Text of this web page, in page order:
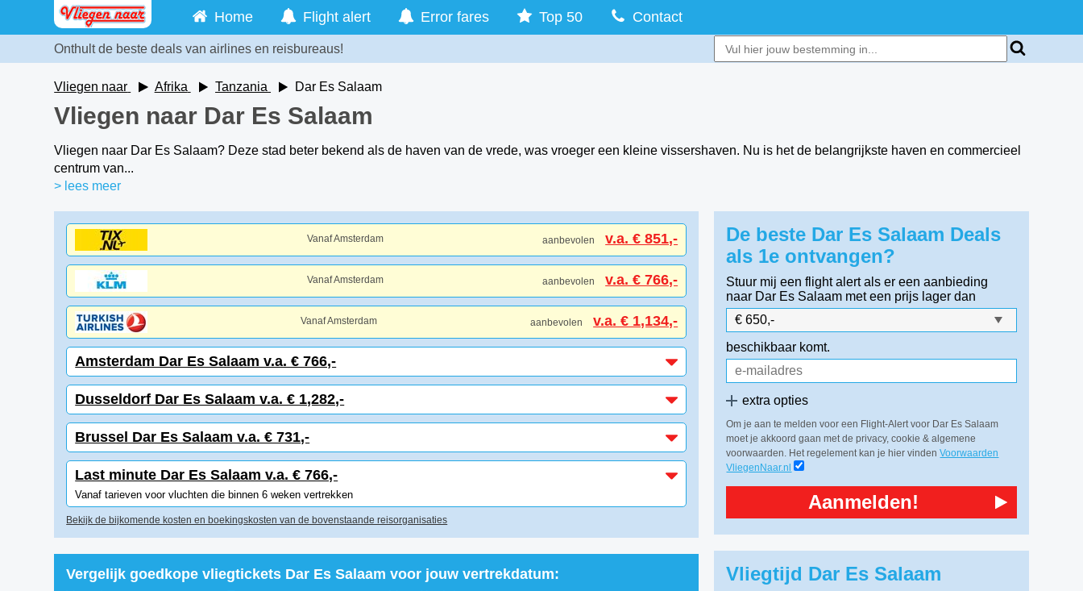
Home Flight alert Error fares Top 50 Contact
Onthult de beste deals van airlines en reisbureaus!
Vliegen naar Afrika Tanzania Dar Es Salaam
Vliegen naar Dar Es Salaam
Vliegen naar Dar Es Salaam? Deze stad beter bekend als de haven van de vrede, was vroeger een kleine vissershaven. Nu is het de belangrijkste haven en commercieel
centrum van...
> lees meer
Vanaf Amsterdam aanbevolen v.a. € 851,-
Vanaf Amsterdam aanbevolen v.a. € 766,-
Vanaf Amsterdam aanbevolen v.a. € 1,134,-
Amsterdam Dar Es Salaam v.a. € 766,-
Dusseldorf Dar Es Salaam v.a. € 1,282,-
Brussel Dar Es Salaam v.a. € 731,-
Last minute Dar Es Salaam v.a. € 766,-
Vanaf tarieven voor vluchten die binnen 6 weken vertrekken
Bekijk de bijkomende kosten en boekingskosten van de bovenstaande reisorganisaties
Vergelijk goedkope vliegtickets Dar Es Salaam voor jouw vertrekdatum:
De beste Dar Es Salaam Deals
als 1e ontvangen?
Stuur mij een flight alert als er een aanbieding
naar Dar Es Salaam met een prijs lager dan
beschikbaar komt.
extra opties
Om je aan te melden voor een Flight-Alert voor Dar Es Salaam
moet je akkoord gaan met de privacy, cookie & algemene
voorwaarden. Het regelement kan je hier vindenVoorwaarden
VliegenNaar.nl
Aanmelden!
Vliegtijd Dar Es Salaam